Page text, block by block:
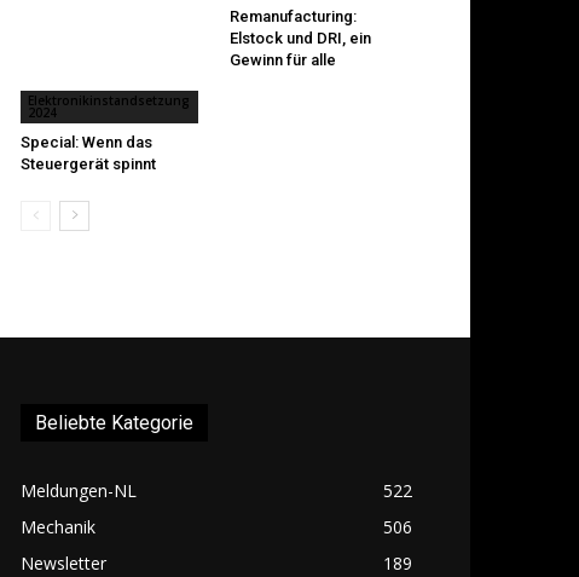
Elektronikinstandsetzung
2024
Special: Wenn das
Steuergerät spinnt
Remanufacturing:
Elstock und DRI, ein
Gewinn für alle
Beliebte Kategorie
Meldungen-NL
522
Mechanik
506
Newsletter
189